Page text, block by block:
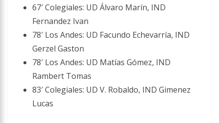
67′ Colegiales: UD Álvaro Marín, IND
Fernandez Ivan
78′ Los Andes: UD Facundo Echevarría, IND
Gerzel Gaston
78′ Los Andes: UD Matías Gómez, IND
Rambert Tomas
83′ Colegiales: UD V. Robaldo, IND Gimenez
Lucas